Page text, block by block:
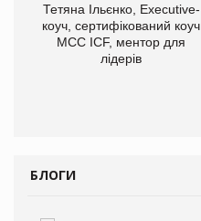
Тетяна Ільєнко, Executive-
коуч, сертифікований коуч
МСС ICF, ментор для
лідерів
БЛОГИ